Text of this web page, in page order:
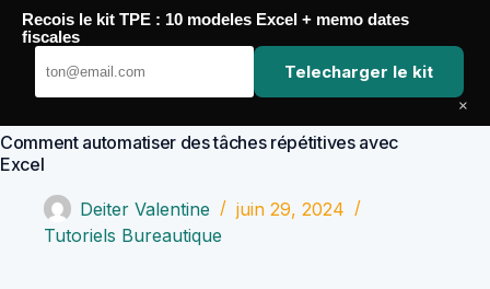
Passer
contenu
Comptabilité Job
Comment automatiser des tâches répétitives avec
Excel
Deiter Valentine
juin 29, 2024
Tutoriels Bureautique
Recois le kit TPE : 10 modeles Excel + memo dates
fiscales
Telecharger le kit
×